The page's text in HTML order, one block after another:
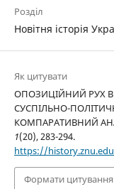
Розділ
Новітня історія
Як цитувати
ОПОЗИЦІЙНИЙ РУХ В
СУСПІЛЬНО-
КОМПАРАТИВНИЙ
1(20), 283-294.
https://
Формати цитування